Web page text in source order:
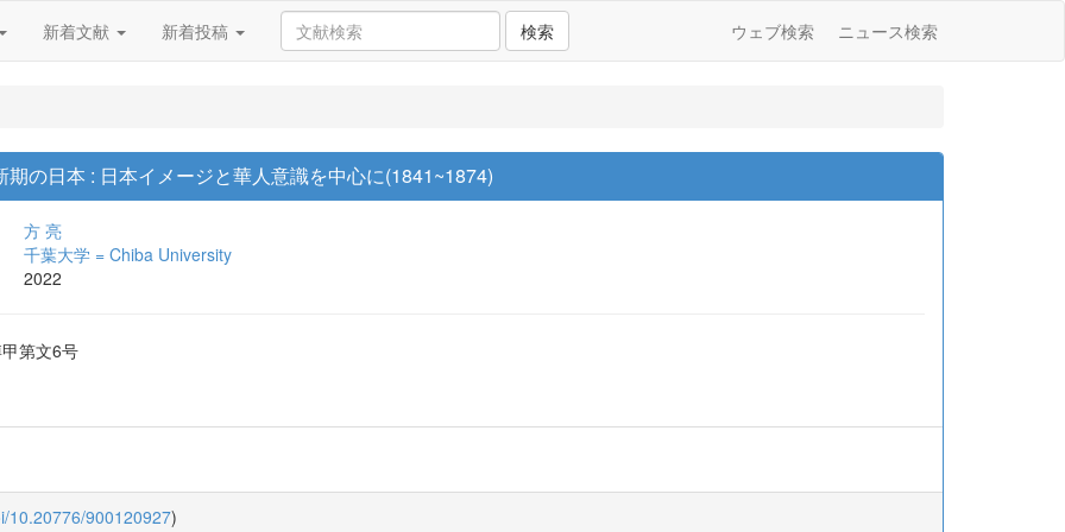
新着文献 新着投稿 検索 ウェブ検索 ニュース検索
の日本 : 日本イメージと華人意識を中心に(1841~1874)
方 亮
千葉大学 = Chiba University
2022
第文6号
10.20776/900120927)